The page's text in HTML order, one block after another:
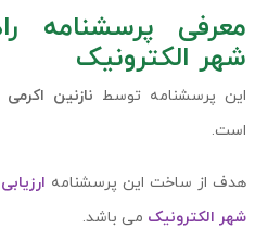
معرفی پرسشنامه
شهر الکترونیک
این پرسشنامه توسط نازنین
است.
هدف از ساخت این پرسشنامه
شهر الکترونیک می باشد.